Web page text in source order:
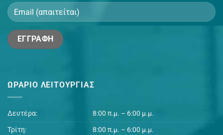
ΩΡΆΡΙΟ ΛΕΙΤΟΥΡΓΊΑΣ
Δευτέρα:
8:00 π.μ. – 6:00 μ.μ.
Τρίτη:
8:00 π.μ. – 6:00 μ.μ.